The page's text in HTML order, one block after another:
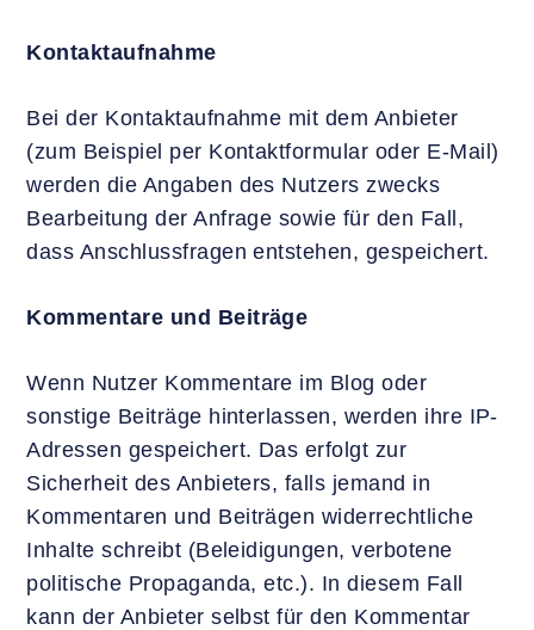
Kontaktaufnahme
Bei der Kontaktaufnahme mit dem Anbieter
(zum Beispiel per Kontaktformular oder E-Mail)
werden die Angaben des Nutzers zwecks
Bearbeitung der Anfrage sowie für den Fall,
dass Anschlussfragen entstehen, gespeichert.
Kommentare und Beiträge
Wenn Nutzer Kommentare im Blog oder
sonstige Beiträge hinterlassen, werden ihre IP-
Adressen gespeichert. Das erfolgt zur
Sicherheit des Anbieters, falls jemand in
Kommentaren und Beiträgen widerrechtliche
Inhalte schreibt (Beleidigungen, verbotene
politische Propaganda, etc.). In diesem Fall
kann der Anbieter selbst für den Kommentar